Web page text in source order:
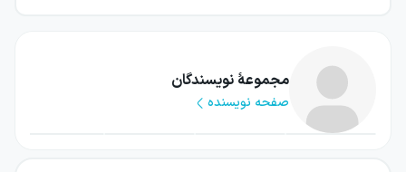
مجموعهٔ نویسندگان
صفحه نویسنده